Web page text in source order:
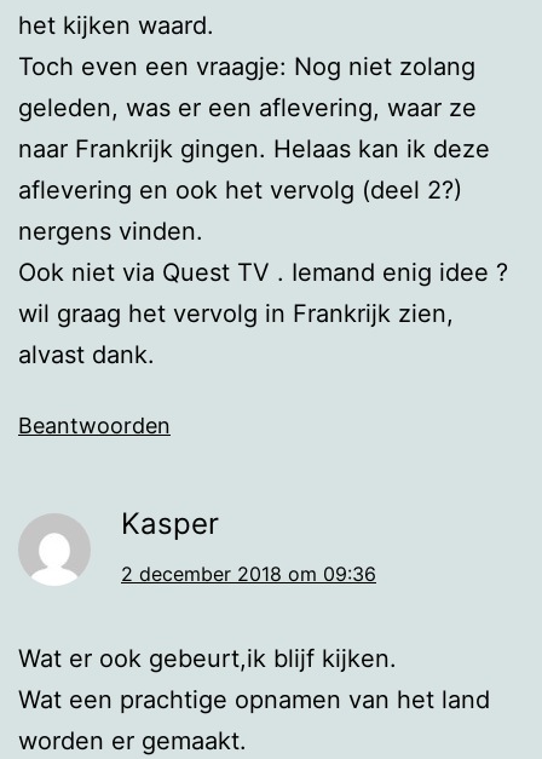
het kijken waard.
Toch even een vraagje: Nog niet zolang
geleden, was er een aflevering, waar ze
naar Frankrijk gingen. Helaas kan ik deze
aflevering en ook het vervolg (deel 2?)
nergens vinden.
Ook niet via Quest TV . Iemand enig idee ?
wil graag het vervolg in Frankrijk zien,
alvast dank.
Beantwoorden
Kasper
2 december 2018 om 09:36
Wat er ook gebeurt,ik blijf kijken.
Wat een prachtige opnamen van het land
worden er gemaakt.